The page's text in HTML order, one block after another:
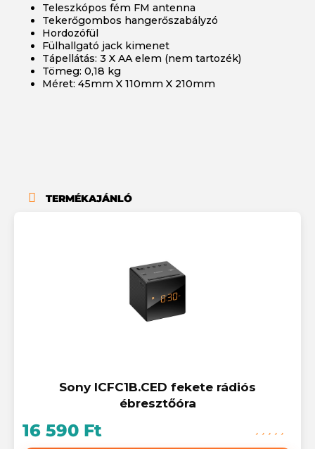
Teleszkópos fém FM antenna
Tekerőgombos hangerőszabályzó
Hordozófül
Fülhallgató jack kimenet
Tápellátás: 3 X AA elem (nem tartozék)
Tömeg: 0,18 kg
Méret: 45mm X 110mm X 210mm
TERMÉKAJÁNLÓ
Sony ICFC1B.CED fekete rádiós
ébresztőóra
16 590 Ft